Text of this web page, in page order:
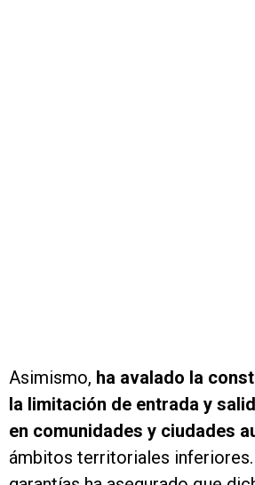
Asimismo, ha avalado la
la limitación de entrada y
en comunidades y ciudades
ámbitos territoriales